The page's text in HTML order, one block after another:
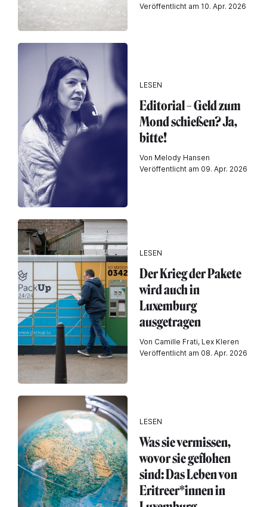
Veröffentlicht am 10. Apr. 2026
LESEN
Editorial – Geld zum
Mond schießen? Ja,
bitte!
Von Melody Hansen
Veröffentlicht am 09. Apr. 2026
LESEN
Der Krieg der Pakete
wird auch in
Luxemburg
ausgetragen
Von Camille Frati, Lex Kleren
Veröffentlicht am 08. Apr. 2026
LESEN
Was sie vermissen,
wovor sie geflohen
sind: Das Leben von
Eritreer*innen in